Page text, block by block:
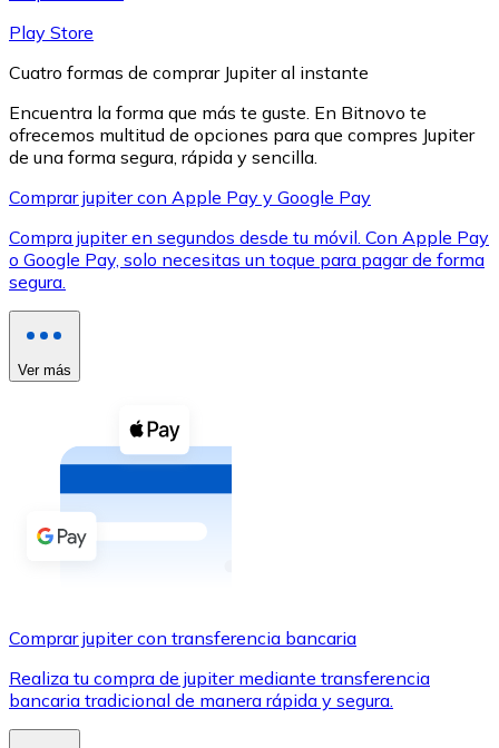
XRP
XRP
Ver todo
Compra criptomonedas con efectivo en tu tienda más
Comprar con efectivo
Transferencia SEPA
Utiliza tarjetas Visa y Mastercard para comprar
Comprar con tarjeta
Play Store
Cuatro formas de comprar Jupiter al instante
Encuentra la forma que más te guste. En Bitnovo te
ofrecemos multitud de opciones para que compres Jupiter
de una forma segura, rápida y sencilla.
Comprar jupiter con Apple Pay y Google Pay
Compra jupiter en segundos desde tu móvil. Con Apple Pay
o Google Pay, solo necesitas un toque para pagar de forma
segura.
Ver más
Comprar jupiter con transferencia bancaria
Realiza tu compra de jupiter mediante transferencia
bancaria tradicional de manera rápida y segura.